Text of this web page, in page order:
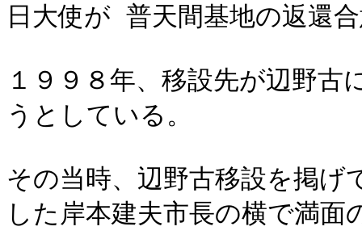
日大使が 普天間基地の返還
１９９８年、移設先が辺野
うとしている。
その当時、辺野古移設を掲げ
した岸本建夫市長の横で満